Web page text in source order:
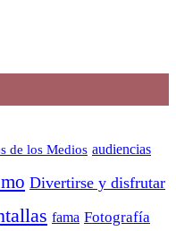
de los Medios audiencias
Divertirse y disfrutar
fama Fotografía